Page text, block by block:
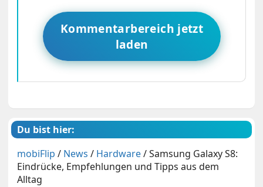
Kommentarbereich jetzt
laden
Du bist hier:
mobiFlip / News / Hardware/Samsung Galaxy S8:
Eindrücke, Empfehlungen und Tipps aus dem
Alltag